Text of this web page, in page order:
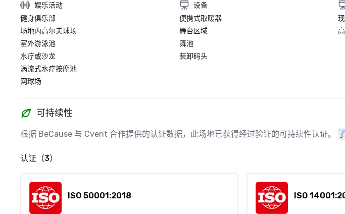
娱乐活动
健身俱乐部
场地内高尔夫球场
室外游泳池
水疗或沙龙
涡流式水疗按摩池
网球场
设备
便携式取暖器
舞台区域
舞池
装卸码头
可持续性
根据 BeCause 与 Cvent 合作提供的认证数据，此场地已获得经过验证的可持续性认证。
认证（3）
ISO 50001:2018 ISO